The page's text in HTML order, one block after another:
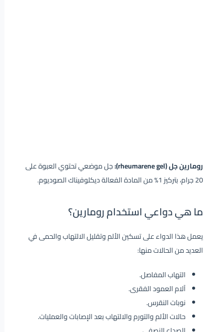
رومارين جل (rheumarene gel):
جل موضعي تحتوي العبوة على
20 جرام، بتركيز 1% من المادة الفعالة ديكلوفيناك الصوديوم.
ما هي دواعي استخدام رومارين؟
يعمل هذا الدواء على تسكين الألم وتقليل الالتهاب والحمى في
العديد من الحالات منها:
التهاب المفاصل.
آلام العمود الفقرى.
نوبات النقرس.
حالات الألم والتورم والالتهاب بعد الإصابات والعمليات.